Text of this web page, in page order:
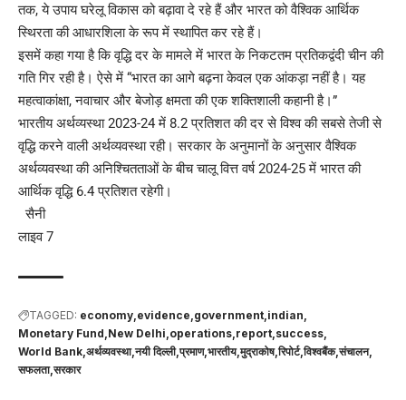
तक, ये उपाय घरेलू विकास को बढ़ावा दे रहे हैं और भारत को वैश्विक आर्थिक
स्थिरता की आधारशिला के रूप में स्थापित कर रहे हैं।
इसमें कहा गया है कि वृद्धि दर के मामले में भारत के निकटतम प्रतिकद्वंदी चीन की
गति गिर रही है। ऐसे में “भारत का आगे बढ़ना केवल एक आंकड़ा नहीं है। यह
महत्वाकांक्षा, नवाचार और बेजोड़ क्षमता की एक शक्तिशाली कहानी है।”
भारतीय अर्थव्यस्था 2023-24 में 8.2 प्रतिशत की दर से विश्व की सबसे तेजी से
वृद्धि करने वाली अर्थव्यवस्था रही। सरकार के अनुमानों के अनुसार वैश्विक
अर्थव्यवस्था की अनिश्चितताओं के बीच चालू वित्त वर्ष 2024-25 में भारत की
आर्थिक वृद्धि 6.4 प्रतिशत रहेगी।
सैनी
लाइव 7
TAGGED: economy evidence government indian
Monetary Fund New Delhi operations report success
World Bank अर्थव्यवस्था नयी दिल्ली प्रमाण भारतीय मुद्राकोष रिपोर्ट विश्वबैंक संचालन
सफलता सरकार